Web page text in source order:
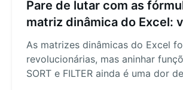
Pare de lutar com as
matriz dinâmica do Excel:
a IA pode fazer isso por
As matrizes dinâmicas do Excel
revolucionárias, mas aninhar
SORT e FILTER ainda é uma dor